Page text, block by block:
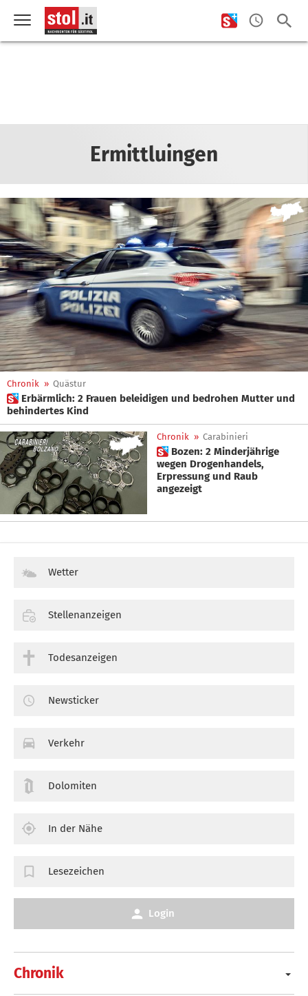
Ermittluingen
Chronik » Quästur
 Erbärmlich: 2 Frauen beleidigen und bedrohen Mutter und
behindertes Kind
Chronik » Carabinieri
 Bozen: 2 Minderjährige
wegen Drogenhandels,
Erpressung und Raub
angezeigt
Chronik
Wetter
Stellenanzeigen
Todesanzeigen
Newsticker
Verkehr
Dolomiten
In der Nähe
Lesezeichen
Login